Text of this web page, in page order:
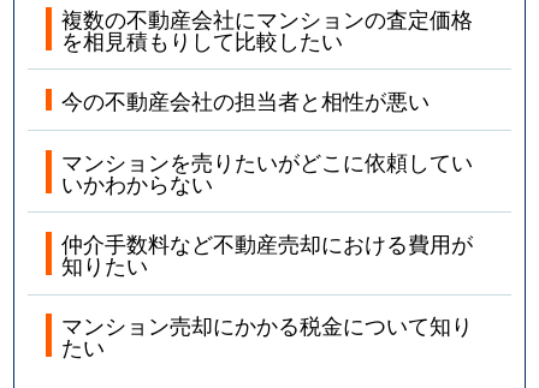
福栄
2,600万円 南行徳
二俣
3,000万円 西船橋
徒歩13分
北方町
1,500万円 船橋法典
徒歩11分
北方町
2,200万円 船橋法典
徒歩10分
北方町
1,400万円 船橋法典
徒歩23分
本塩
5,600万円 妙典
徒歩9分
複数の不動産会社にマンションの査定価格
を相見積もりして比較したい
今の不動産会社の担当者と相性が悪い
マンションを売りたいがどこに依頼してい
いかわからない
仲介手数料など不動産売却における費用が
知りたい
マンション売却にかかる税金について知り
たい